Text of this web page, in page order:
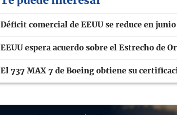
Déficit comercial de EEUU se reduce en junio
EEUU espera acuerdo sobre el Estrecho de
El 737 MAX 7 de Boeing obtiene su